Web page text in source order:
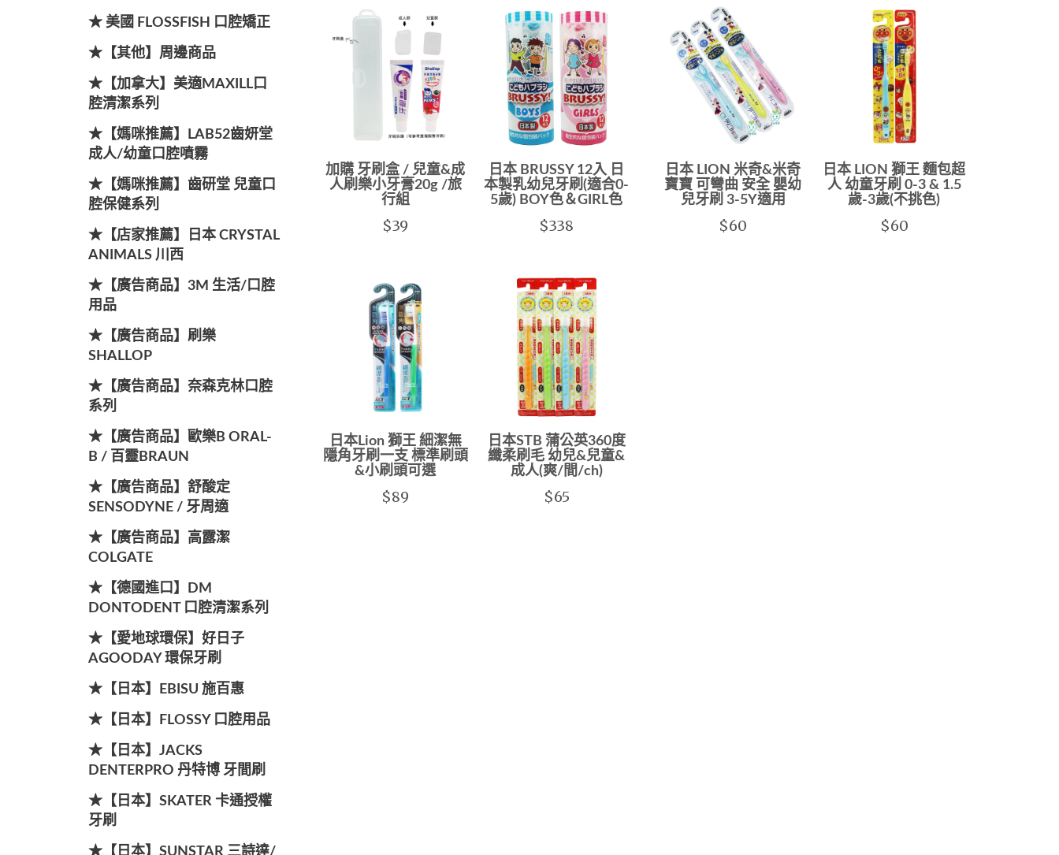
★ 美國 FLOSSFISH 口腔矯正
★【其他】周邊商品
★【加拿大】美適MAXILL口
腔清潔系列
★【媽咪推薦】LAB52齒妍堂
成人/幼童口腔噴霧
★【媽咪推薦】齒研堂 兒童口
腔保健系列
★【店家推薦】日本 CRYSTAL
ANIMALS 川西
★【廣告商品】3M 生活/口腔
用品
★【廣告商品】刷樂
SHALLOP
★【廣告商品】奈森克林口腔
系列
★【廣告商品】歐樂B ORAL-
B / 百靈BRAUN
★【廣告商品】舒酸定
SENSODYNE / 牙周適
★【廣告商品】高露潔
COLGATE
★【德國進口】DM
DONTODENT 口腔清潔系列
★【愛地球環保】好日子
AGOODAY 環保牙刷
★【日本】EBISU 施百惠
★【日本】FLOSSY 口腔用品
★【日本】JACKS
DENTERPRO 丹特博 牙間刷
★【日本】SKATER 卡通授權
牙刷
★【日本】SUNSTAR 三詩達/
加購 牙刷盒 / 兒童&成
人刷樂小牙膏20g /旅
行組
$39
日本 BRUSSY 12入 日
本製乳幼兒牙刷(適合0-
5歲) BOY色＆GIRL色
$338
日本 LION 米奇&米奇
寶寶 可彎曲 安全 嬰幼
兒牙刷 3-5Y適用
$60
日本 LION 獅王 麵包超
人 幼童牙刷 0-3 & 1.5
歲-3歲(不挑色)
$60
日本Lion 獅王 細潔無
隱角牙刷一支 標準刷頭
&小刷頭可選
$89
日本STB 蒲公英360度
纖柔刷毛 幼兒&兒童&
成人(爽/間/ch)
$65